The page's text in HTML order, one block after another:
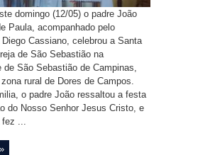
domingo (12/05) o padre João
Paula, acompanhado pelo
Cassiano, celebrou a Santa
de São Sebastião na
de São Sebastião de Campinas,
rural de Dores de Campos.
o padre João ressaltou a festa
do Nosso Senhor Jesus Cristo, e
...